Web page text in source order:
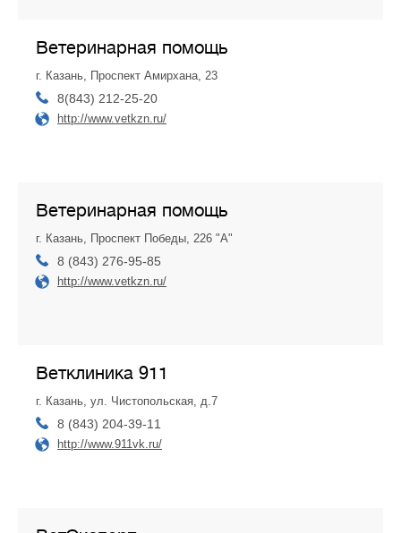
Ветеринарная помощь
г. Казань, Проспект Амирхана, 23
8(843) 212-25-20
http://www.vetkzn.ru/
Ветеринарная помощь
г. Казань, Проспект Победы, 226 "А"
8 (843) 276-95-85
http://www.vetkzn.ru/
Ветклиника 911
г. Казань, ул. Чистопольская, д.7
8 (843) 204-39-11
http://www.911vk.ru/